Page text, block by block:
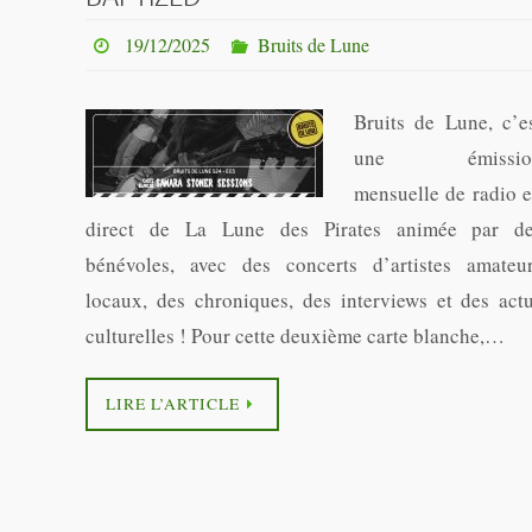
19/12/2025 Bruits de Lune
Bruits de Lune,
une
mensuelle de radio
direct de La Lune des Pirates animée par
bénévoles, avec des concerts d’artistes
locaux, des chroniques, des interviews et des
culturelles ! Pour cette deuxième carte blanche,…
LIRE L’ARTICLE